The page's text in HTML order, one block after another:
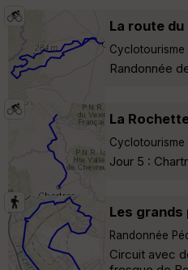
La route
Cyclotourisme
Randonnée
La
Cyclotourisme
Jour 5 :
Les grands
Randonnée
Circuit avec